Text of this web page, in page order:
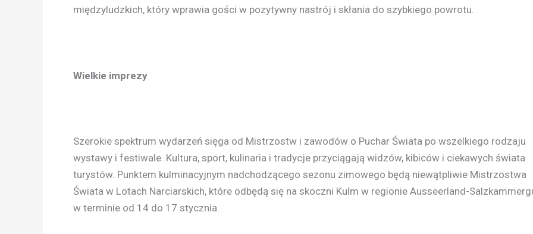
międzyludzkich, który wprawia gości w pozytywny nastrój i skłania do szybkiego powrotu.
Wielkie imprezy
Szerokie spektrum wydarzeń sięga od Mistrzostw i zawodów o Puchar Świata po wszelkiego rodzaju
wystawy i festiwale. Kultura, sport, kulinaria i tradycje przyciągają widzów, kibiców i ciekawych świata
turystów. Punktem kulminacyjnym nadchodzącego sezonu zimowego będą niewątpliwie Mistrzostwa
Świata w Lotach Narciarskich, które odbędą się na skoczni Kulm w regionie Ausseerland-
w terminie od 14 do 17 stycznia.